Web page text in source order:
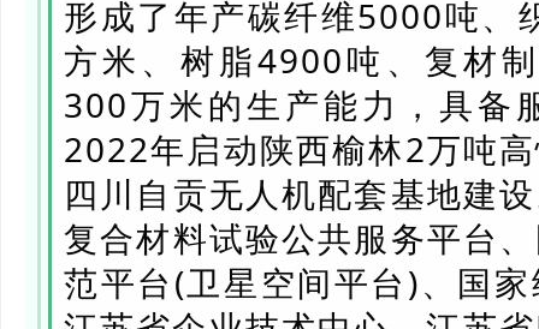
形成了年产碳纤维5000吨、
方米、树脂4900吨、复材
300万米的生产能力，具备
2022年启动陕西榆林2万吨
四川自贡无人机配套基地建
复合材料试验公共服务平台
范平台(卫星空间平台)、国